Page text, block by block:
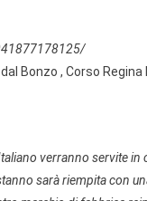
dal Bonzo , Corso
verranno servite
sarà riempita con